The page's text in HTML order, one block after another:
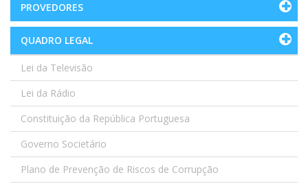
PROVEDORES
QUADRO LEGAL
Lei da Televisão
Lei da Rádio
Constituição da República Portuguesa
Governo Societário
Plano de Prevenção de Riscos de Corrupção